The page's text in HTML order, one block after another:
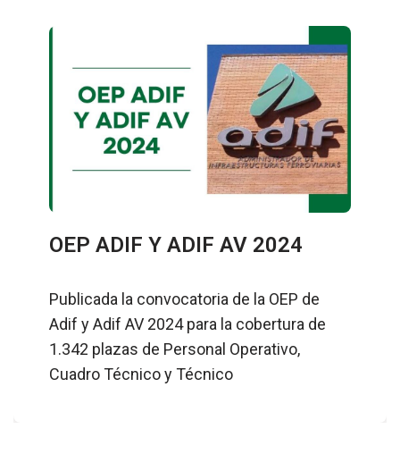
OEP ADIF Y ADIF AV 2024
Publicada la convocatoria de la OEP de
Adif y Adif AV 2024 para la cobertura de
1.342 plazas de Personal Operativo,
Cuadro Técnico y Técnico